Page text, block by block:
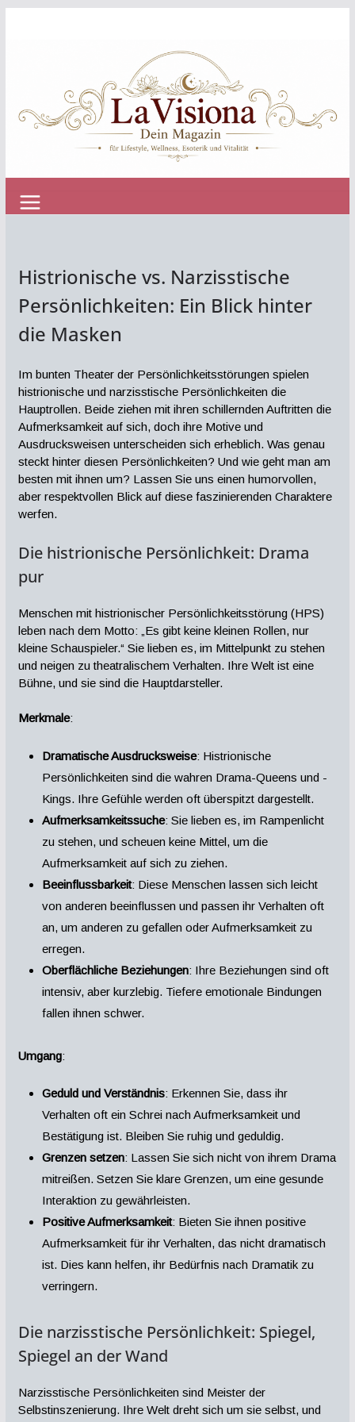
Histrionische vs. Narzisstische
Persönlichkeiten: Ein Blick hinter
die Masken
Im bunten Theater der Persönlichkeitsstörungen spielen
histrionische und narzisstische Persönlichkeiten die
Hauptrollen. Beide ziehen mit ihren schillernden Auftritten die
Aufmerksamkeit auf sich, doch ihre Motive und
Ausdrucksweisen unterscheiden sich erheblich. Was genau
steckt hinter diesen Persönlichkeiten? Und wie geht man am
besten mit ihnen um? Lassen Sie uns einen humorvollen,
aber respektvollen Blick auf diese faszinierenden Charaktere
werfen.
Die histrionische Persönlichkeit: Drama
pur
Menschen mit histrionischer Persönlichkeitsstörung (HPS)
leben nach dem Motto: „Es gibt keine kleinen Rollen, nur
kleine Schauspieler.“ Sie lieben es, im Mittelpunkt zu stehen
und neigen zu theatralischem Verhalten. Ihre Welt ist eine
Bühne, und sie sind die Hauptdarsteller.
Merkmale:
Dramatische Ausdrucksweise: Histrionische
Persönlichkeiten sind die wahren Drama-Queens und -
Kings. Ihre Gefühle werden oft überspitzt dargestellt.
Aufmerksamkeitssuche: Sie lieben es, im Rampenlicht
zu stehen, und scheuen keine Mittel, um die
Aufmerksamkeit auf sich zu ziehen.
Beeinflussbarkeit: Diese Menschen lassen sich leicht
von anderen beeinflussen und passen ihr Verhalten oft
an, um anderen zu gefallen oder Aufmerksamkeit zu
erregen.
Oberflächliche Beziehungen: Ihre Beziehungen sind oft
intensiv, aber kurzlebig. Tiefere emotionale Bindungen
fallen ihnen schwer.
Umgang:
Geduld und Verständnis: Erkennen Sie, dass ihr
Verhalten oft ein Schrei nach Aufmerksamkeit und
Bestätigung ist. Bleiben Sie ruhig und geduldig.
Grenzen setzen: Lassen Sie sich nicht von ihrem Drama
mitreißen. Setzen Sie klare Grenzen, um eine gesunde
Interaktion zu gewährleisten.
Positive Aufmerksamkeit: Bieten Sie ihnen positive
Aufmerksamkeit für ihr Verhalten, das nicht dramatisch
ist. Dies kann helfen, ihr Bedürfnis nach Dramatik zu
verringern.
Die narzisstische Persönlichkeit: Spiegel,
Spiegel an der Wand
Narzisstische Persönlichkeiten sind Meister der
Selbstinszenierung. Ihre Welt dreht sich um sie selbst, und